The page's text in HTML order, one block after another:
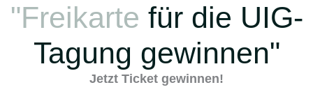
Zum"Freikarte für die UIG-
Tagung gewinnen"
Jetzt Ticket gewinnen!